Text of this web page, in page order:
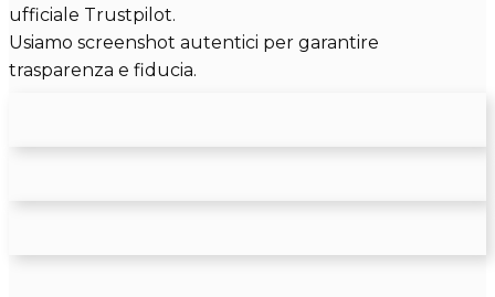
ufficiale Trustpilot.
Usiamo screenshot autentici per garantire
trasparenza e fiducia.